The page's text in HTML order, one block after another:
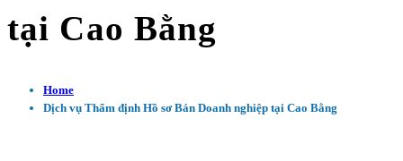
tại Cao Bằng
Home
Dịch vụ Thẩm định Hồ sơ Bán Doanh nghiệp tại Cao Bằng